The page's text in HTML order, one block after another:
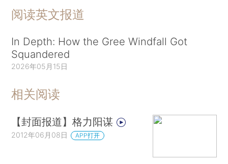
阅读英文报道
In Depth: How the Gree Windfall Got
Squandered
2026年05月15日
相关阅读
【封面报道】格力阳谋
2012年06月08日 APP打开